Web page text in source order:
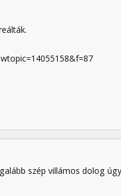
szép villámos dolog